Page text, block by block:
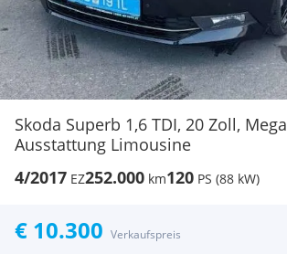
Skoda Superb 1,6 TDI, 20 Zoll, Mega
Ausstattung Limousine
4/2017 EZ252.000 km120 PS (88 kW)
€ 10.300 Verkaufspreis